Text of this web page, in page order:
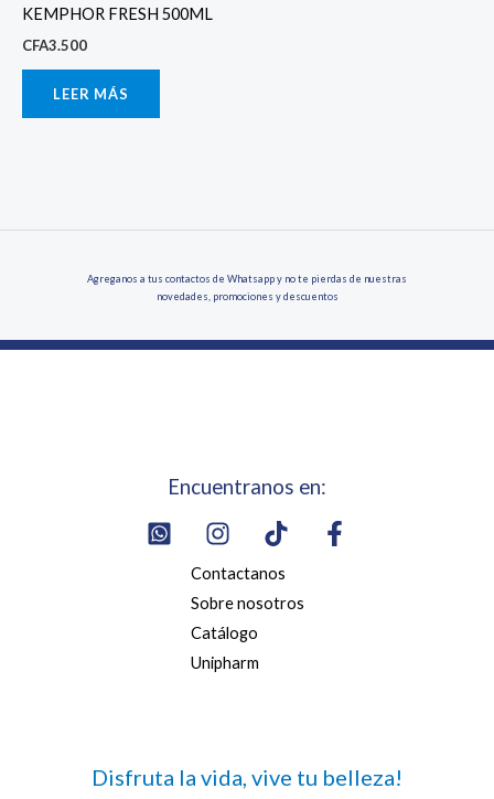
KEMPHOR FRESH 500ML
CFA3.500
LEER MÁS
Agreganos a tus contactos de Whatsapp y no te pierdas de nuestras
novedades, promociones y descuentos
Encuentranos en:
Contactanos
Sobre nosotros
Catálogo
Unipharm
Disfruta la vida, vive tu belleza!